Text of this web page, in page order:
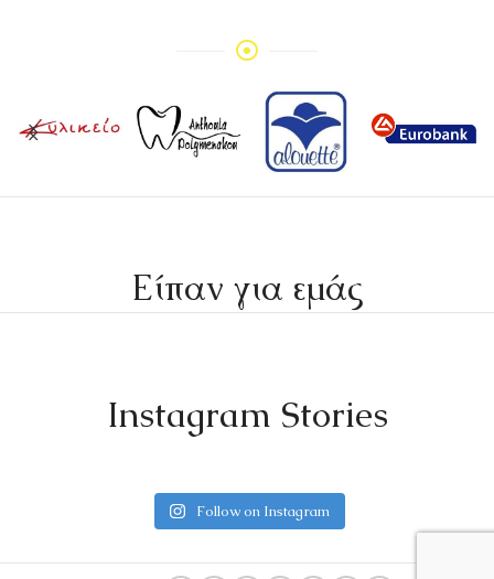
Είπαν για εμάς
Instagram Stories
Follow on Instagram